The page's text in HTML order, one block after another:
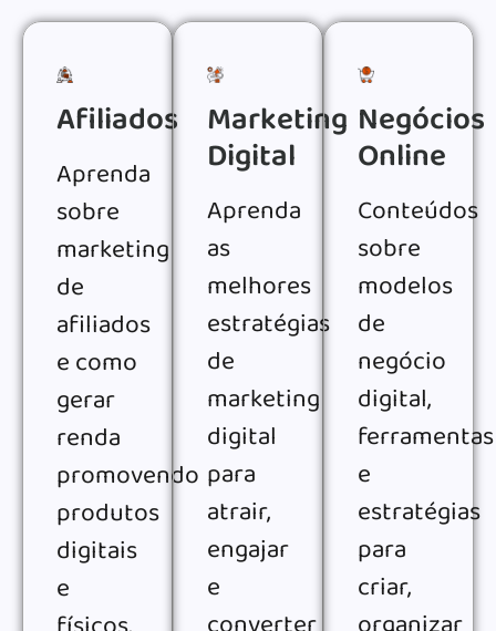
Afiliados
Aprenda
sobre
marketing
de
afiliados
e como
gerar
renda
promovendo
produtos
digitais
e
Marketing
Digital
Aprenda
as
melhores
estratégias
de
marketing
digital
para
atrair,
engajar
e
Negócios
Online
Conteúdos
sobre
modelos
de
negócio
digital,
ferramentas
e
estratégias
para
criar,